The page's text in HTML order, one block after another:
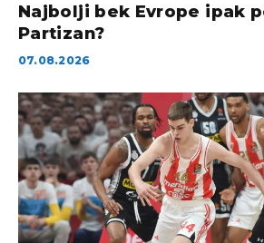
Najbolji bek Evrope ipak
Partizan?
07.08.2026